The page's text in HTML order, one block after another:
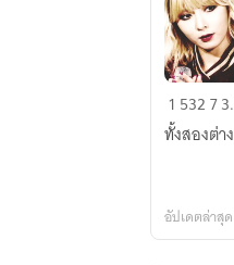
LOVE
U
ฉัน
1 5327
ทั้งสองต่า
อัปเดตล่าสุ